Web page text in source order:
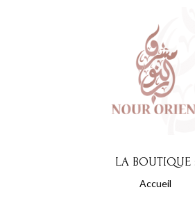
LA BOUTIQUE :
Accueil